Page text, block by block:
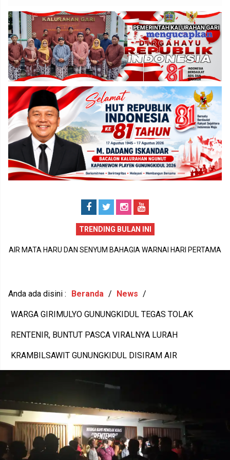
TRENDING BULAN INI
AIR MATA HARU DAN SENYUM BAHAGIA WARNAI HARI PERTAMA
PERISTIWA DUKA DI SIDOHARJO TEPUS GUNUNGKIDUL MENJADI
Anda ada disini : Beranda / News /
WARGA GIRIMULYO GUNUNGKIDUL TEGAS TOLAK
RENTENIR, BUNTUT PASCA VIRALNYA LURAH
KRAMBILSAWIT GUNUNGKIDUL DISIRAM AIR